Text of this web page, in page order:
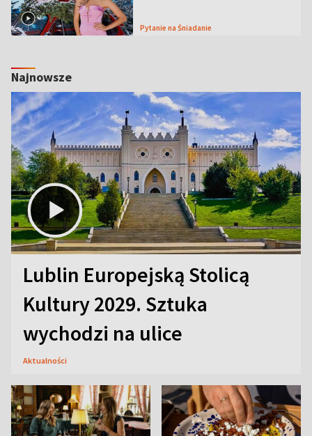
Pytanie na Śniadanie
Najnowsze
Lublin Europejską Stolicą
Kultury 2029. Sztuka
wychodzi na ulice
Aktualności